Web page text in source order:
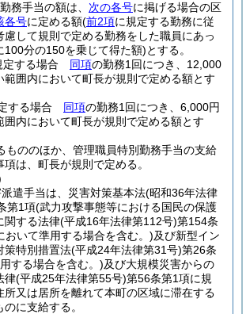
務手当の額は、 次の各号に掲げる場合の区
各号に定める額(前2項に規定する勤務に従
慮して規則で定める勤務をした職員にあっ
100分の150を乗じて得た額)とする。
定する場合 同項の勤務1回につき、12,000
範囲内において町長が規則で定める額とす
する場合 同項の勤務1回につき、6,000円
囲内において町長が規則で定める額とす
もののほか、管理職員特別勤務手当の支給
は、町長が規則で定める。
遣手当は、災害対策基本法(昭和36年法律
第1項(武力攻撃事態等における国民の保護
関する法律(平成16年法律第112号)第154条
おいて準用する場合を含む。)及び新型イン
策特別措置法(平成24年法律第31号)第26条
する場合を含む。)及び大規模災害からの
律(平成25年法律第55号)第56条第1項に規
所又は居所を離れて本町の区域に滞在する
に支給する。